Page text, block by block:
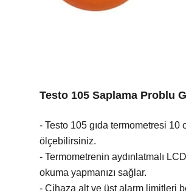
Testo 105 Saplama Problu
- Testo 105 gıda termometresi 10
ölçebilirsiniz.
- Termometrenin aydınlatmalı
okuma yapmanızı sağlar.
- Cihaza alt ve üst alarm limitleri